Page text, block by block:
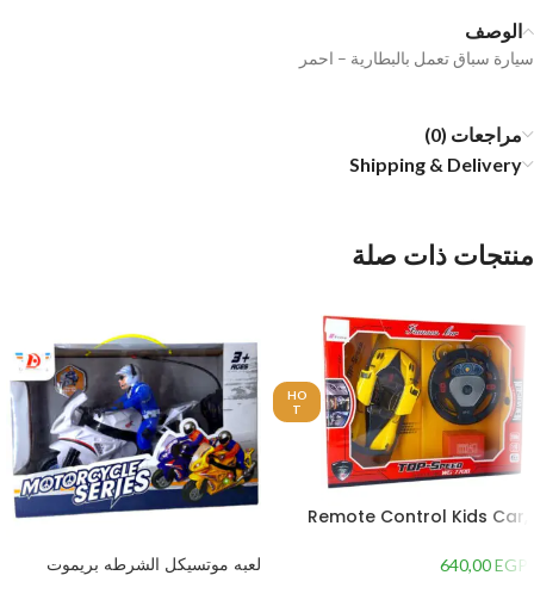
الوصف
سيارة سباق تعمل بالبطارية – احمر
مراجعات (0)
Shipping & Delivery
منتجات ذات صلة
HO
T
Remote Control Kids Car,
640,00EGP
لعبه موتسيكل الشرطه بريموت